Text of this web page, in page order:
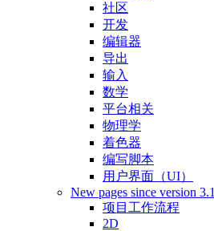
社区
开发
编辑器
导出
输入
数学
平台相关
物理学
着色器
编写脚本
用户界面（UI）
New pages since version 3.1
项目工作流程
2D